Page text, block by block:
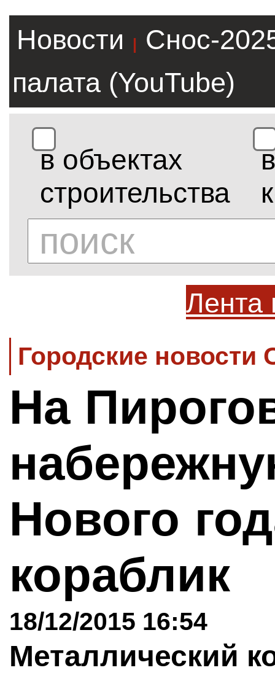
Новости |
Снос-
палата (YouTube)
в объектах
строительства
в
Лента
Городские новости
На
Нового
кораблик
18/12/2015 16:54
Металлический